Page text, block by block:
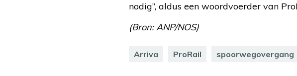
nodig”, aldus een woordvoerder van
(Bron: ANP/NOS)
Arriva ProRail spoorwegovergang